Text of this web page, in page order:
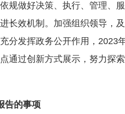
规做好决策、执行、管理、
长效机制。加强组织领导，
分发挥政务公开作用，2023
通过创新方式展示，努力探
告的事项